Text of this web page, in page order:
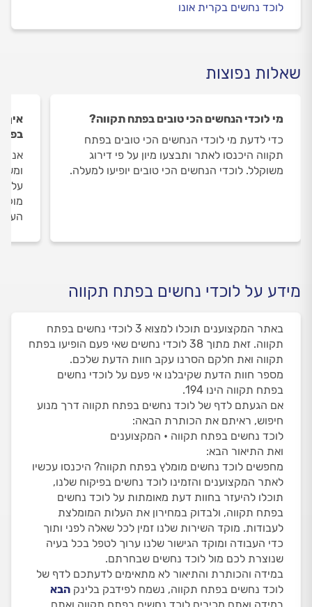
לוכד נחשים בקרית אונו
שאלות נפוצות
מי לוכדי הנחשים הכי טובים בפתח תקווה?
כדי לדעת מי לוכדי הנחשים הכי טובים בפתח
תקווה היכנסו לאתר ותבצעו מיון על פי דירוג
משוקלל. לוכדי הנחשים הכי טובים יופיעו למעלה.
איך
על
מידע על לוכדי נחשים בפתח תקווה
באתר המקצוענים תוכלו למצוא 3 לוכדי נחשים בפתח
תקווה. זאת מתוך 38 לוכדי נחשים שאי פעם הופיעו בפתח
תקווה ואת חלקם הסרנו עקב חוות הדעת שלכם.
מספר חוות הדעת שקיבלנו אי פעם על לוכדי נחשים
בפתח תקווה הינו 194.
אם הגעתם לדף של לוכד נחשים בפתח תקווה דרך מנוע
חיפוש, ראיתם את הכותרת הבאה:
לוכד נחשים בפתח תקווה • המקצוענים
ואת התיאור הבא:
מחפשים לוכד נחשים מומלץ בפתח תקווה? היכנסו עכשיו
לאתר המקצוענים והזמינו לוכד נחשים בפיקוח שלנו,
תוכלו להיעזר בחוות דעת מאומתות על לוכד נחשים
בפתח תקווה, ולבדוק במחירון את העלות המומלצת
לעבודות. מוקד השירות שלנו זמין לכל שאלה לפני ותוך
כדי העבודה ומוקד הגישור שלנו ערוך לטפל בכל בעיה
שנוצרת לכם מול לוכד נחשים שבחרתם.
במידה והכותרת והתיאור לא מתאימים לדעתכם לדף של
לוכד נחשים בפתח תקווה, נשמח לפידבק בלינק הבא